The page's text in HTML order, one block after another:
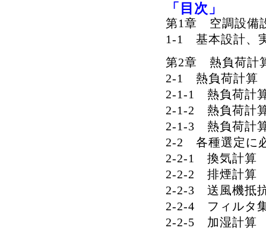
「目次」
第1章 空調設備
1-1 基本設計、
第2章 熱負荷計
2-1 熱負荷計算
2-1-1 熱負荷計
2-1-2 熱負荷計
2-1-3 熱負荷計
2-2 各種選定に
2-2-1 換気計算
2-2-2 排煙計算
2-2-3 送風機抵
2-2-4 フィルタ
2-2-5 加湿計算